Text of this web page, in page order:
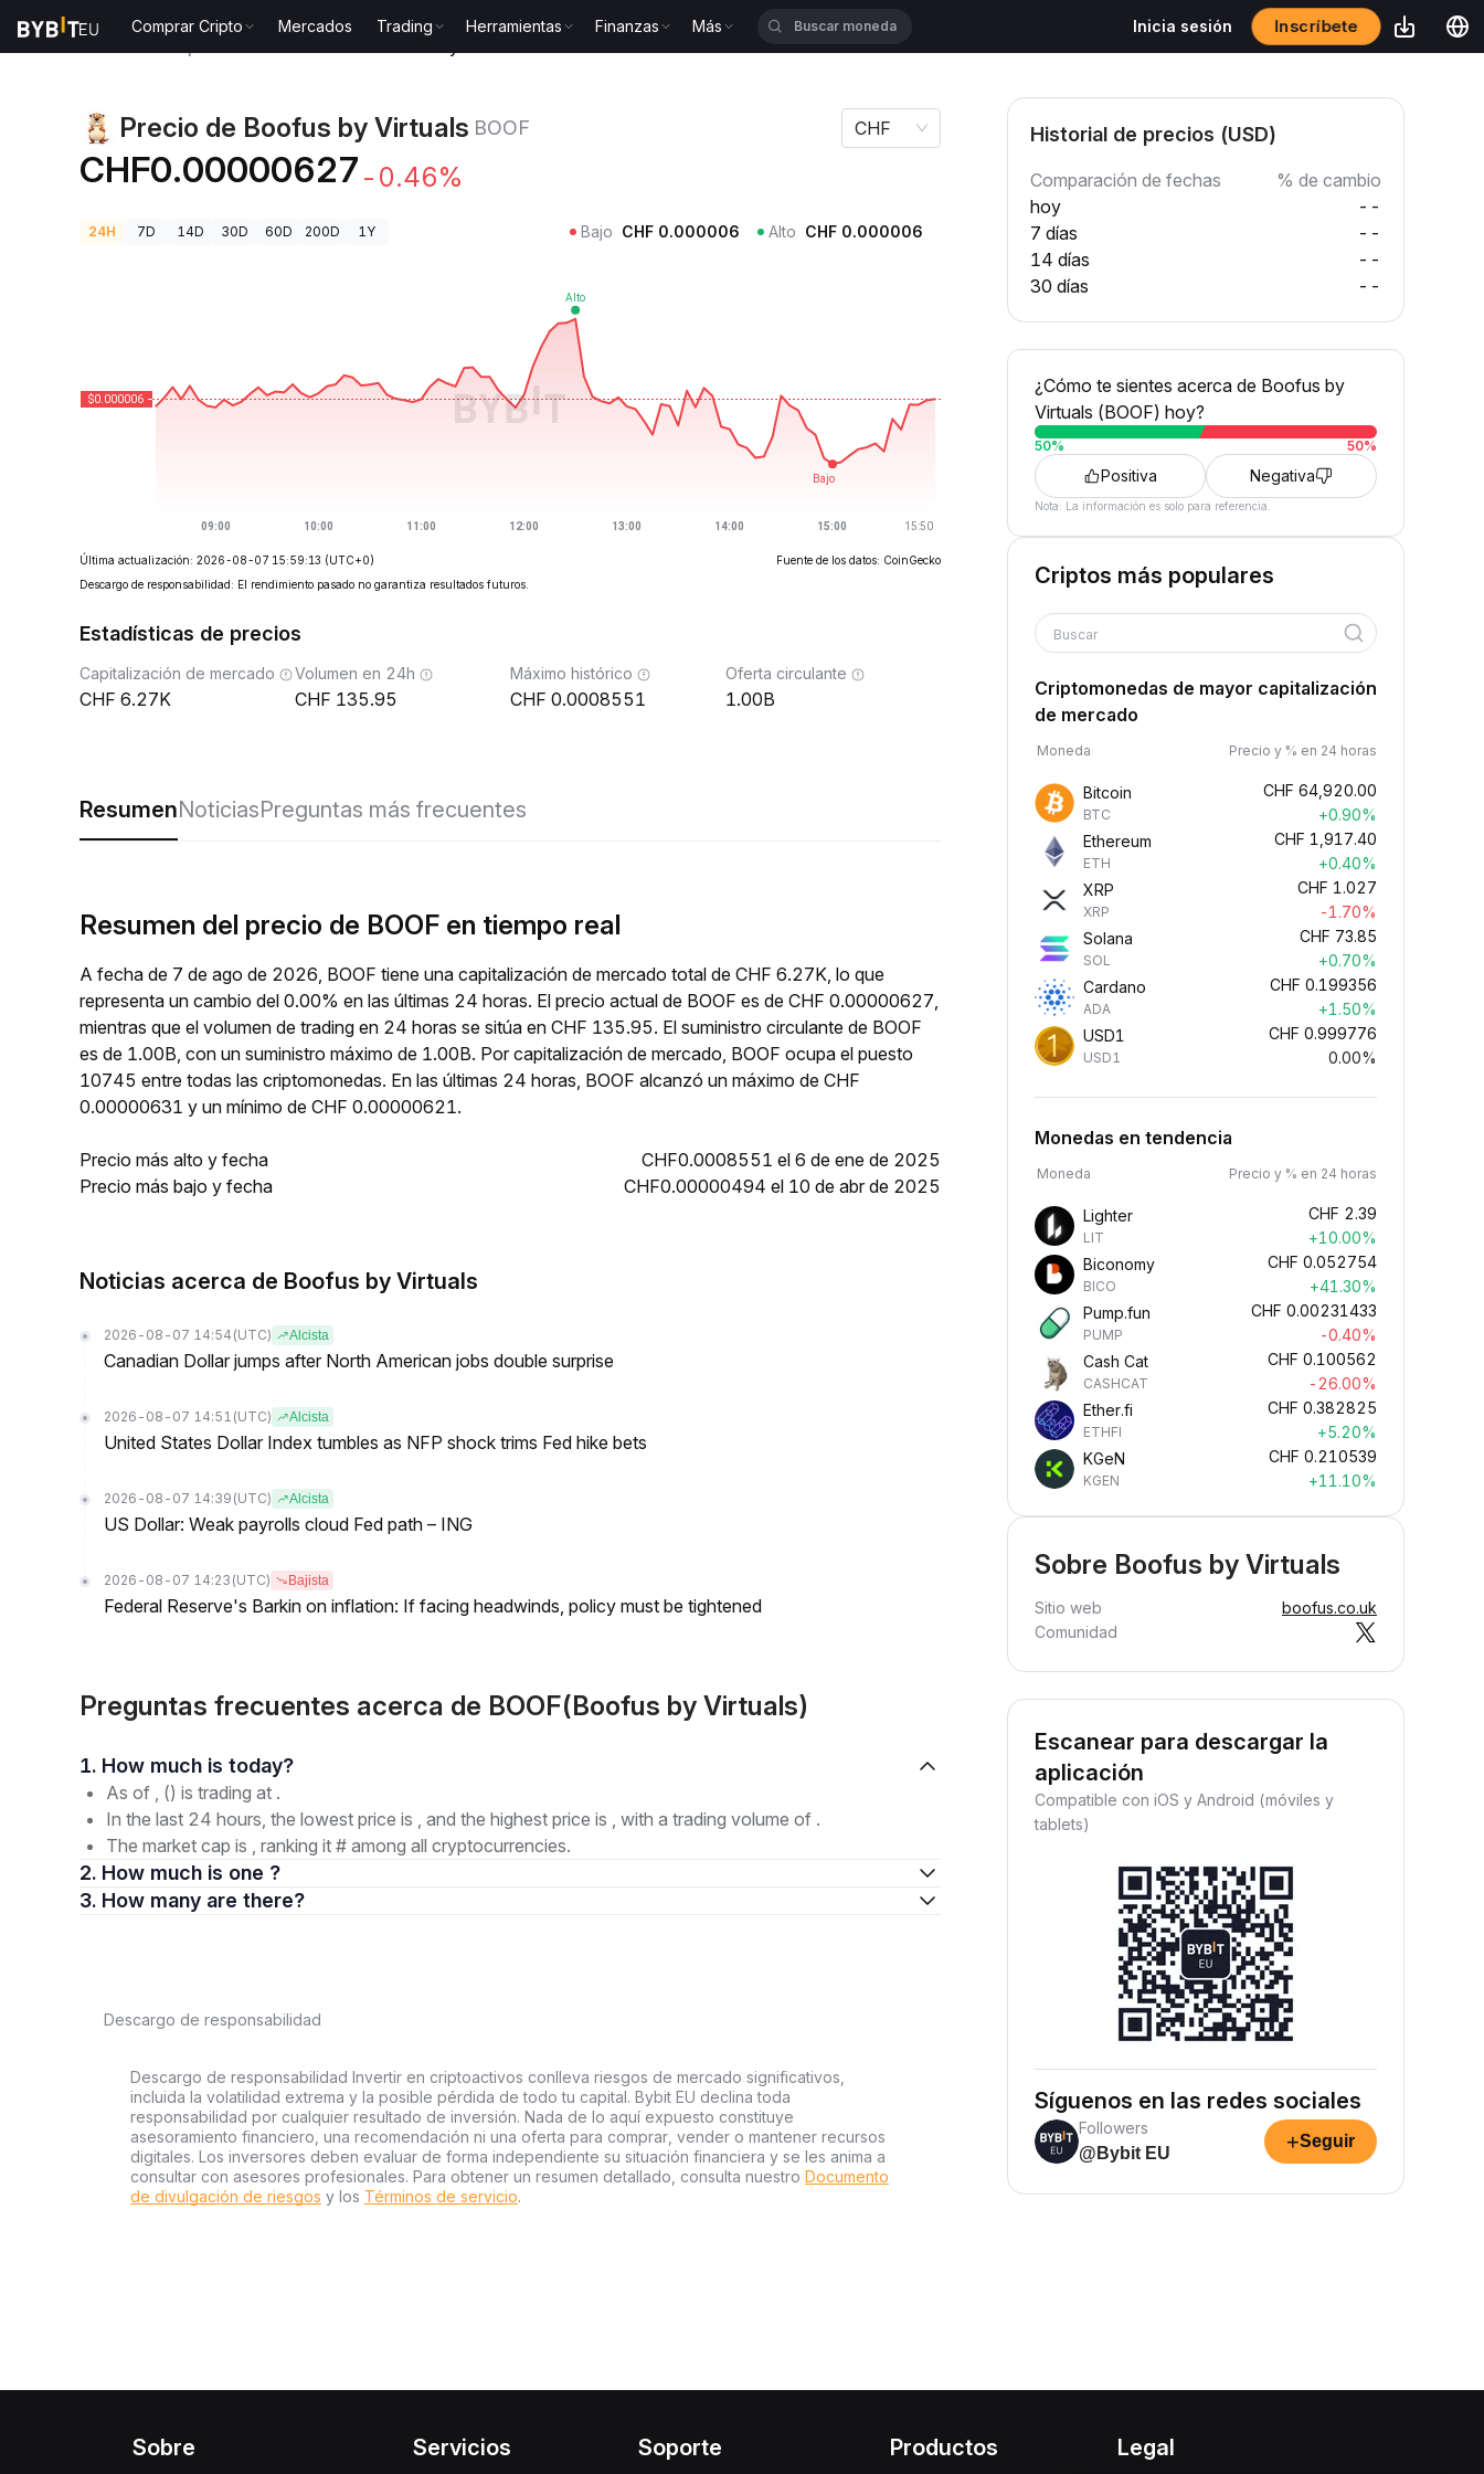
Comprar Cripto Mercados Trading Herramientas Finanzas Más Inicia sesión Inscríbete
Precio de Boofus by Virtuals BOOF
CHF0.00000627 -0.46%
CHF
24H 7D 14D 30D 60D 200D 1Y Bajo CHF 0.000006 Alto CHF 0.000006
Última actualización: 2026-08-07 15:59:13 (UTC+0)
Fuente de los datos: CoinGecko
Descargo de responsabilidad: El rendimiento pasado no garantiza resultados futuros.
Estadísticas de precios
Capitalización de mercado
6.27K
Volumen en 24h
135.95
Máximo histórico
0.0008551
Oferta circulante
1.00B
ResumenNoticiasPreguntas más frecuentes
Resumen del precio de BOOF en tiempo real
A fecha de 7 de ago de 2026, BOOF tiene una capitalización de mercado total de CHF 6.27K, lo que
representa un cambio del 0.00% en las últimas 24 horas. El precio actual de BOOF es de CHF 0.00000627,
mientras que el volumen de trading en 24 horas se sitúa en CHF 135.95. El suministro circulante de BOOF
es de 1.00B, con un suministro máximo de 1.00B. Por capitalización de mercado, BOOF ocupa el puesto
10745 entre todas las criptomonedas. En las últimas 24 horas, BOOF alcanzó un máximo de CHF
0.00000631 y un mínimo de CHF 0.00000621.
Precio más alto y fecha
CHF0.0008551 el 6 de ene de 2025
Precio más bajo y fecha
CHF0.00000494 el 10 de abr de 2025
Noticias acerca de Boofus by Virtuals
2026-08-07 14:54 (UTC) Alcista
Canadian Dollar jumps after North American jobs double surprise
2026-08-07 14:51 (UTC) Alcista
United States Dollar Index tumbles as NFP shock trims Fed hike bets
2026-08-07 14:39 (UTC) Alcista
US Dollar: Weak payrolls cloud Fed path – ING
2026-08-07 14:23 (UTC) Bajista
Federal Reserve's Barkin on inflation: If facing headwinds, policy must be tightened
Preguntas frecuentes acerca de BOOF(Boofus by Virtuals)
1. How much is today?
As of , () is trading at .
In the last 24 hours, the lowest price is , and the highest price is , with a trading volume of .
The market cap is , ranking it # among all cryptocurrencies.
2. How much is one ?
3. How many are there?
Descargo de responsabilidad
Descargo de responsabilidad Invertir en criptoactivos conlleva riesgos de mercado significativos,
incluida la volatilidad extrema y la posible pérdida de todo tu capital. Bybit EU declina toda
responsabilidad por cualquier resultado de inversión. Nada de lo aquí expuesto constituye
asesoramiento financiero, una recomendación ni una oferta para comprar, vender o mantener recursos
digitales. Los inversores deben evaluar de forma independiente su situación financiera y se les anima a
consultar con asesores profesionales. Para obtener un resumen detallado, consulta nuestro Documento
de divulgación de riesgos y los Términos de servicio.
Historial de precios (USD)
Comparación de fechas
% de cambio
hoy
--
7 días
--
14 días
--
30 días
--
¿Cómo te sientes acerca de Boofus by
Virtuals (BOOF) hoy?
50% 50%
Positiva Negativa
Nota: La información es solo para referencia.
Criptos más populares
Buscar
Criptomonedas de mayor capitalización
de mercado
Moneda Precio y % en 24 horas
Bitcoin
BTC
CHF 64,920.00
+0.90%
Ethereum
ETH
CHF 1,917.40
+0.40%
XRP
XRP
CHF 1.027
-1.70%
Solana
SOL
CHF 73.85
+0.70%
Cardano
ADA
CHF 0.199356
+1.50%
USD1
USD1
CHF 0.999776
0.00%
Monedas en tendencia
Moneda Precio y % en 24 horas
Lighter
LIT
CHF 2.39
+10.00%
Biconomy
BICO
CHF 0.052754
+41.30%
Pump.fun
PUMP
CHF 0.00231433
-0.40%
Cash Cat
CASHCAT
CHF 0.100562
-26.00%
Ether.fi
ETHFI
CHF 0.382825
+5.20%
KGeN
KGEN
CHF 0.210539
+11.10%
Sobre Boofus by Virtuals
Sitio web
boofus.co.uk
Comunidad
Escanear para descargar la
aplicación
Compatible con iOS y Android (móviles y
tablets)
Síguenos en las redes sociales
Followers
@Bybit EU
+Seguir
Sobre Servicios Soporte Productos Legal